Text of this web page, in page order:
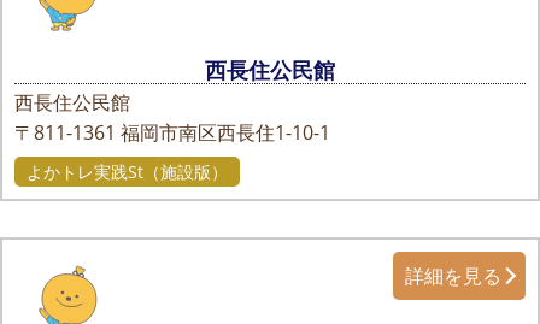
西長住公民館
西長住公民館
〒811-1361 福岡市南区西長住1-10-1
よかトレ実践St（施設版）
詳細を見る